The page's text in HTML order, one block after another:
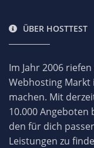
ÜBER HOSTTEST
Im Jahr 2006
Webhosting Markt
machen. Mit
10.000
den für dich
Leistungen zu